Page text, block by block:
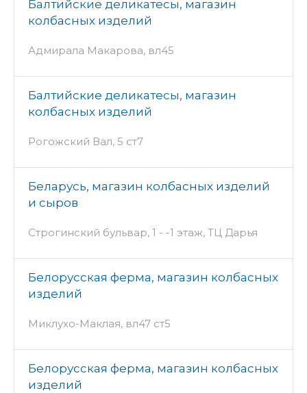
Балтийские деликатесы, магазин
колбасных изделий
Адмирала Макарова, вл45
Балтийские деликатесы, магазин
колбасных изделий
Рогожский Вал, 5 ст7
Беларусь, магазин колбасных изделий
и сыров
Строгинский бульвар, 1 - -1 этаж, ТЦ Дарья
Белорусская ферма, магазин колбасных
изделий
Миклухо-Маклая, вл47 ст5
Белорусская ферма, магазин колбасных
изделий